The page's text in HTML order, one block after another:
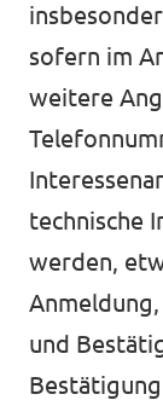
sofern im
weitere
technische
werden,
und